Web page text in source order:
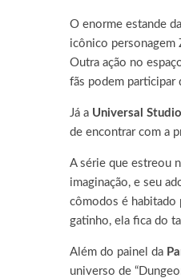
O enorme estande da
icônico personagem
Outra ação no
fãs podem participar
Já a Universal
de encontrar com a
A série que estreou
imaginação, e seu
cômodos é habitado
gatinho, ela fica do
Além do painel da
universo de